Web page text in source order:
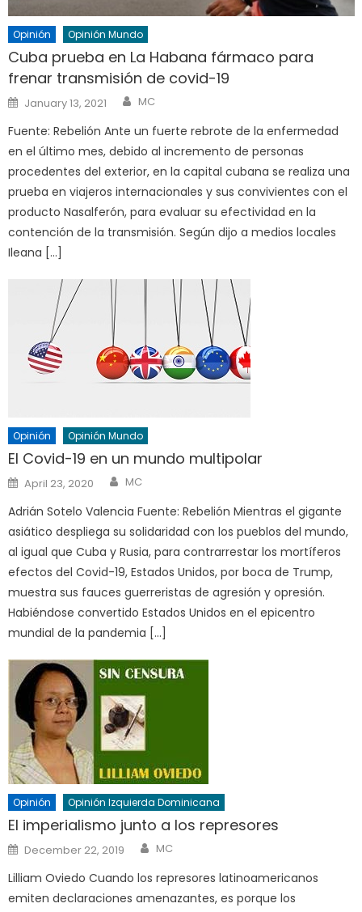
Opinión Opinión Mundo
Cuba prueba en La Habana fármaco para
frenar transmisión de covid-19
Posted
on
January 13, 2021 Author
MC
Fuente: Rebelión Ante un fuerte rebrote de la enfermedad
en el último mes, debido al incremento de personas
procedentes del exterior, en la capital cubana se realiza una
prueba en viajeros internacionales y sus convivientes con el
producto Nasalferón, para evaluar su efectividad en la
contención de la transmisión. Según dijo a medios locales
Ileana […]
Opinión Opinión Mundo
El Covid-19 en un mundo multipolar
Posted
on
April 23, 2020 Author
MC
Adrián Sotelo Valencia Fuente: Rebelión Mientras el gigante
asiático despliega su solidaridad con los pueblos del mundo,
al igual que Cuba y Rusia, para contrarrestar los mortíferos
efectos del Covid-19, Estados Unidos, por boca de Trump,
muestra sus fauces guerreristas de agresión y opresión.
Habiéndose convertido Estados Unidos en el epicentro
mundial de la pandemia […]
Opinión Opinión Izquierda Dominicana
El imperialismo junto a los represores
Posted
on
December 22, 2019 Author
MC
Lilliam Oviedo Cuando los represores latinoamericanos
emiten declaraciones amenazantes, es porque los